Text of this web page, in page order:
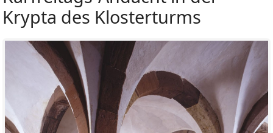
Krypta des Klosterturms